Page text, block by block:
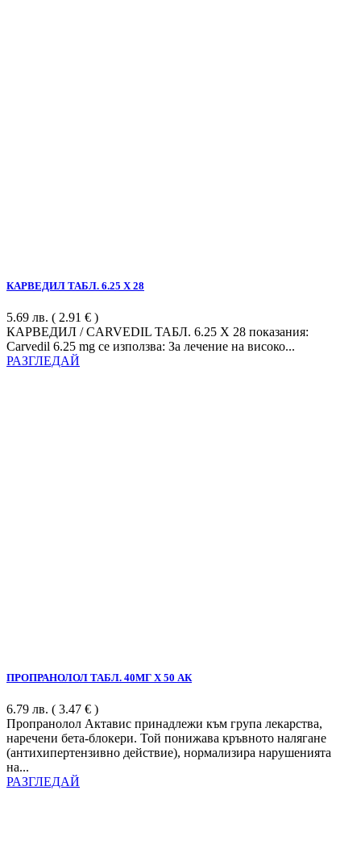
КАРВЕДИЛ ТАБЛ. 6.25 Х 28
5.69 лв. ( 2.91 € )
КАРВЕДИЛ / CARVEDIL ТАБЛ. 6.25 Х 28 показания:
Carvedil 6.25 mg се използва: За лечение на високо...
РАЗГЛЕДАЙ
ПРОПРАНОЛОЛ ТАБЛ. 40МГ Х 50 АК
6.79 лв. ( 3.47 € )
Пропранолол Актавис принадлежи към група лекарства,
наречени бета-блокери. Той понижава кръвното налягане
(антихипертензивно действие), нормализира нарушенията
на...
РАЗГЛЕДАЙ